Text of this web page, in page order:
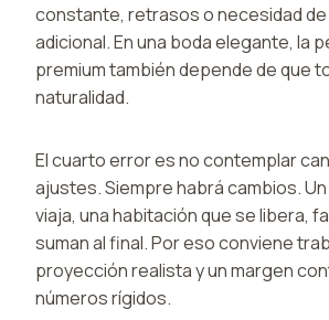
constante, retrasos o necesidad
adicional. En una boda elegante, la
premium también depende de que
naturalidad.
El cuarto error es no contemplar
ajustes. Siempre habrá cambios.
viaja, una habitación que se libera,
suman al final. Por eso conviene
proyección realista y un margen
números rígidos.